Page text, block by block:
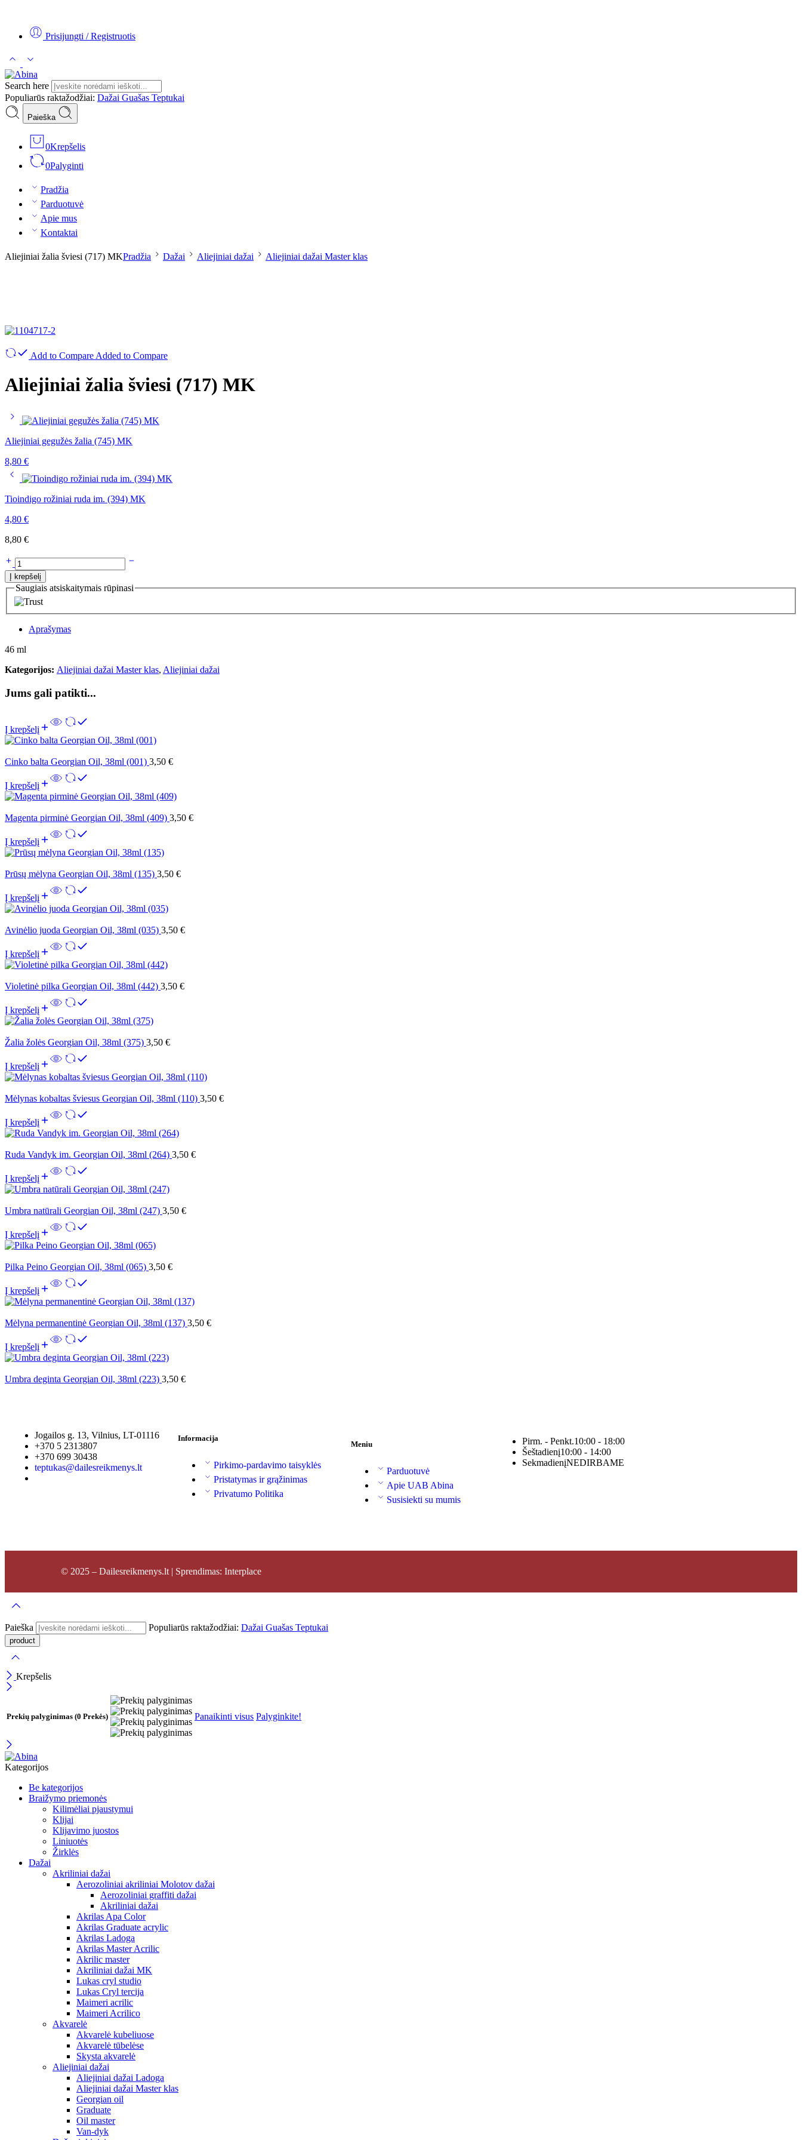
Prisijungti / Registruotis
Search here
Populiarūs raktažodžiai: Dažai Guašas Teptukai
Paieška
0Krepšelis
0Palyginti
Pradžia
Parduotuvė
Apie mus
Kontaktai
Aliejiniai žalia šviesi (717) MKPradžia Dažai Aliejiniai dažai Aliejiniai dažai Master klas
Add to Compare Added to Compare
Aliejiniai žalia šviesi (717) MK
Aliejiniai gegužės žalia (745) MK
8,80 €
Tioindigo rožiniai ruda im. (394) MK
4,80 €
8,80 €
Į krepšelį
Saugiais atsiskaitymais rūpinasi
Aprašymas
46 ml
Kategorijos: Aliejiniai dažai Master klas, Aliejiniai dažai
Jums gali patikti...
Į krepšelį
Cinko balta Georgian Oil, 38ml (001) 3,50 €
Į krepšelį
Magenta pirminė Georgian Oil, 38ml (409) 3,50 €
Į krepšelį
Prūsų mėlyna Georgian Oil, 38ml (135) 3,50 €
Į krepšelį
Avinėlio juoda Georgian Oil, 38ml (035) 3,50 €
Į krepšelį
Violetinė pilka Georgian Oil, 38ml (442) 3,50 €
Į krepšelį
Žalia žolės Georgian Oil, 38ml (375) 3,50 €
Į krepšelį
Mėlynas kobaltas šviesus Georgian Oil, 38ml (110) 3,50 €
Į krepšelį
Ruda Vandyk im. Georgian Oil, 38ml (264) 3,50 €
Į krepšelį
Umbra natūrali Georgian Oil, 38ml (247) 3,50 €
Į krepšelį
Pilka Peino Georgian Oil, 38ml (065) 3,50 €
Į krepšelį
Mėlyna permanentinė Georgian Oil, 38ml (137) 3,50 €
Į krepšelį
Umbra deginta Georgian Oil, 38ml (223) 3,50 €
Jogailos g. 13, Vilnius, LT-01116
+370 5 2313807
+370 699 30438
teptukas@dailesreikmenys.lt
Informacija
Pirkimo-pardavimo taisyklės
Pristatymas ir grąžinimas
Privatumo Politika
Meniu
Parduotuvė
Apie UAB Abina
Susisiekti su mumis
Pirm. - Penkt.10:00 - 18:00
Šeštadienį10:00 - 14:00
SekmadienįNEDIRBAME
© 2025 – Dailesreikmenys.lt | Sprendimas: Interplace
Paieška Populiarūs raktažodžiai: Dažai Guašas Teptukai
Krepšelis
Prekių palyginimas (0 Prekės) Panaikinti visus Palyginkite!
Kategorijos
Be kategorijos
Braižymo priemonės
Kilimėliai pjaustymui
Klijai
Klijavimo juostos
Liniuotės
Žirklės
Dažai
Akriliniai dažai
Aerozoliniai akriliniai Molotov dažai
Aerozoliniai graffiti dažai
Akriliniai dažai
Akrilas Apa Color
Akrilas Graduate acrylic
Akrilas Ladoga
Akrilas Master Acrilic
Akrilic master
Akriliniai dažai MK
Lukas cryl studio
Lukas Cryl tercija
Maimeri acrilic
Maimeri Acrilico
Akvarelė
Akvarelė kubeliuose
Akvarelė tūbelėse
Skysta akvarelė
Aliejiniai dažai
Aliejiniai dažai Ladoga
Aliejiniai dažai Master klas
Georgian oil
Graduate
Oil master
Van-dyk